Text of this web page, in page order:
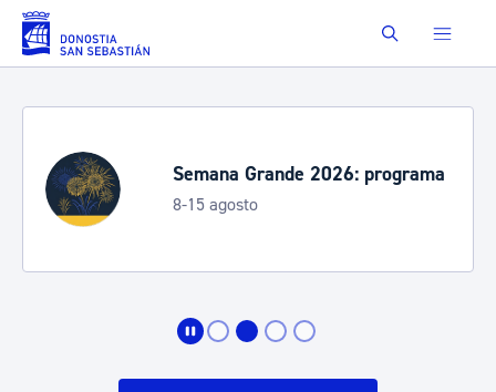
Saltar al contenido principal Buscar
Semana Grande 2026: programa
8-15 agosto